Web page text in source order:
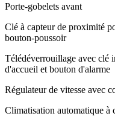
Porte-gobelets avant
Clé à capteur de proximité
bouton-poussoir
Télédéverrouillage avec clé
d'accueil et bouton d'alarme
Régulateur de vitesse avec
Climatisation automatique à